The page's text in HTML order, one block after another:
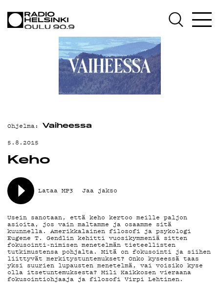
AJANKOHTAISTA
OHJELMAT
TEKIJÄT
ON-DEMAND
MAINOSTA
YHTEYSTIEDOT
G LIVELAB
YSTÄVÄKLUBI
TIETOSUOJA
KIRJAUDU SISÄÄN
Ohjelma: Vaiheessa
5.8.2015
Keho
Lataa MP3 Jaa jakso
Usein sanotaan, että keho kertoo meille paljon
asioita, jos vain maltamme ja osaamme sitä
kuunnella. Amerikkalainen filosofi ja psykologi
Eugene T. Gendlin kehitti vuosikymmeniä sitten
fokusointi-nimisen menetelmän tieteellisten
tutkimustensa pohjalta. Mitä on fokusointi ja siihen
liittyvät merkitystuntemukset? Onko kyseessä taas
yksi suurien lupausten menetelmä, vai voisiko kyse
olla itsetuntemuksesta? Mili Kaikkosen vieraana
fokusointiohjaaja ja filosofi Virpi Lehtinen.